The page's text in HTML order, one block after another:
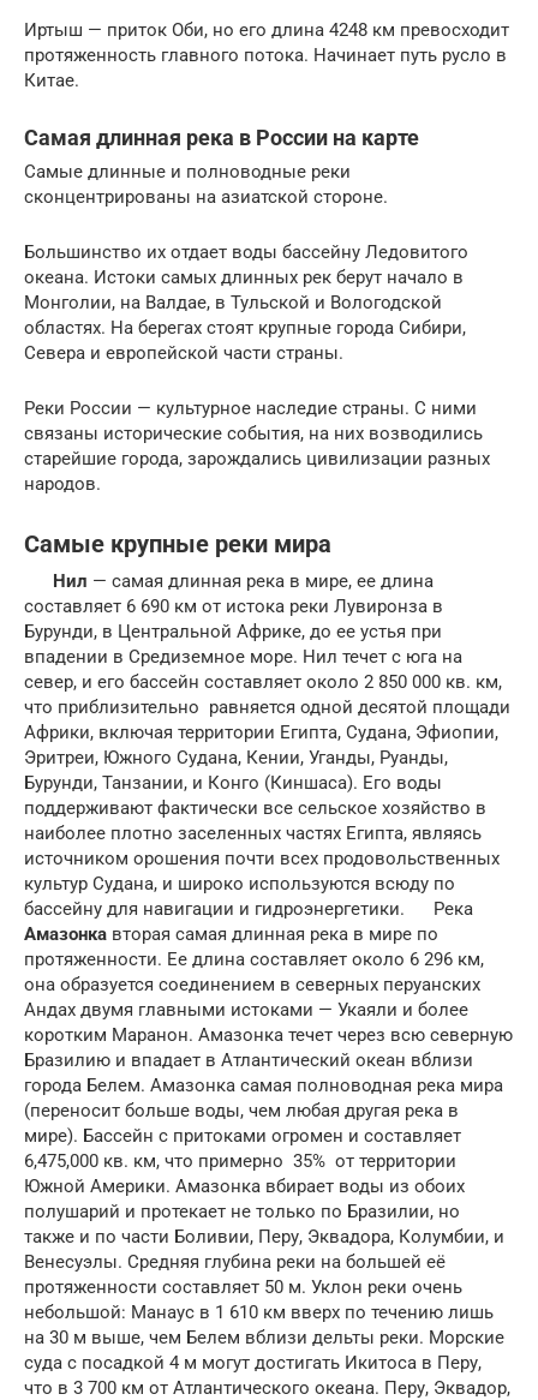
Иртыш — приток Оби, но его длина 4248 км превосходит
протяженность главного потока. Начинает путь русло в
Китае.
Самая длинная река в России на карте
Самые длинные и полноводные реки
сконцентрированы на азиатской стороне.
Большинство их отдает воды бассейну Ледовитого
океана. Истоки самых длинных рек берут начало в
Монголии, на Валдае, в Тульской и Вологодской
областях. На берегах стоят крупные города Сибири,
Севера и европейской части страны.
Реки России — культурное наследие страны. С ними
связаны исторические события, на них возводились
старейшие города, зарождались цивилизации разных
народов.
Самые крупные реки мира
Нил — самая длинная река в мире, ее длина
составляет 6 690 км от истока реки Лувиронза в
Бурунди, в Центральной Африке, до ее устья при
впадении в Средиземное море. Нил течет с юга на
север, и его бассейн составляет около 2 850 000 кв. км,
что приблизительно равняется одной десятой площади
Африки, включая территории Египта, Судана, Эфиопии,
Эритреи, Южного Судана, Кении, Уганды, Руанды,
Бурунди, Танзании, и Конго (Киншаса). Его воды
поддерживают фактически все сельское хозяйство в
наиболее плотно заселенных частях Египта, являясь
источником орошения почти всех продовольственных
культур Судана, и широко используются всюду по
бассейну для навигации и гидроэнергетики. Река
Амазонка вторая самая длинная река в мире по
протяженности. Ее длина составляет около 6 296 км,
она образуется соединением в северных перуанских
Андах двумя главными истоками — Укаяли и более
коротким Маранон. Амазонка течет через всю северную
Бразилию и впадает в Атлантический океан вблизи
города Белем. Амазонка самая полноводная река мира
(переносит больше воды, чем любая другая река в
мире). Бассейн с притоками огромен и составляет
6,475,000 кв. км, что примерно 35% от территории
Южной Америки. Амазонка вбирает воды из обоих
полушарий и протекает не только по Бразилии, но
также и по части Боливии, Перу, Эквадора, Колумбии, и
Венесуэлы. Средняя глубина реки на большей её
протяженности составляет 50 м. Уклон реки очень
небольшой: Манаус в 1 610 км вверх по течению лишь
на 30 м выше, чем Белем вблизи дельты реки. Морские
суда с посадкой 4 м могут достигать Икитоса в Перу,
что в 3 700 км от Атлантического океана. Перу, Эквадор,